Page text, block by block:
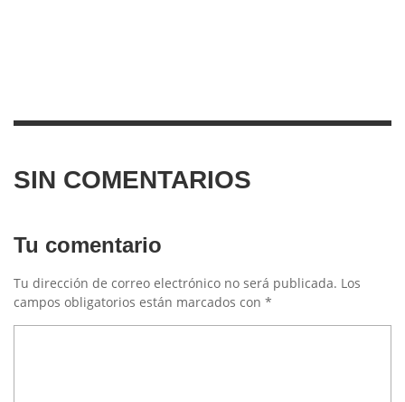
SIN COMENTARIOS
Tu comentario
Tu dirección de correo electrónico no será publicada. Los
campos obligatorios están marcados con *